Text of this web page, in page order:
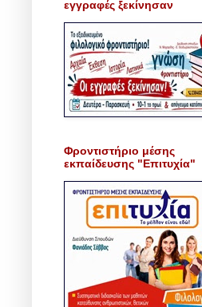
εγγραφές ξεκίνησαν
Φροντιστήριο μέσης
εκπαίδευσης "Επιτυχία"